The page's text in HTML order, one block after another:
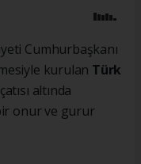
Cumhurbaşkanı
kurulan Türk
çatısı altında
onur ve gurur